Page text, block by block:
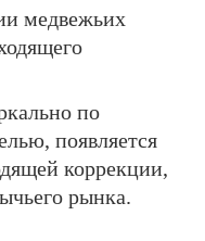
медвежьих
по
появляется
коррекции,
рынка.